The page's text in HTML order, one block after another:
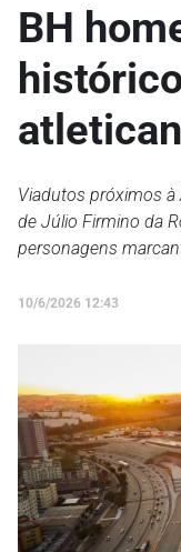
BH
Viadutos próximos à
de Júlio Firmino da
personagens
10/6/2026 12:43